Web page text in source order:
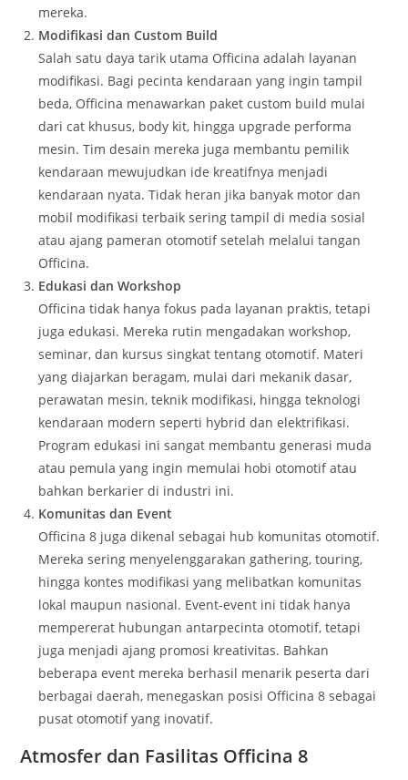
mereka.
Modifikasi dan Custom Build
Salah satu daya tarik utama Officina adalah layanan
modifikasi. Bagi pecinta kendaraan yang ingin tampil
beda, Officina menawarkan paket custom build mulai
dari cat khusus, body kit, hingga upgrade performa
mesin. Tim desain mereka juga membantu pemilik
kendaraan mewujudkan ide kreatifnya menjadi
kendaraan nyata. Tidak heran jika banyak motor dan
mobil modifikasi terbaik sering tampil di media sosial
atau ajang pameran otomotif setelah melalui tangan
Officina.
Edukasi dan Workshop
Officina tidak hanya fokus pada layanan praktis, tetapi
juga edukasi. Mereka rutin mengadakan workshop,
seminar, dan kursus singkat tentang otomotif. Materi
yang diajarkan beragam, mulai dari mekanik dasar,
perawatan mesin, teknik modifikasi, hingga teknologi
kendaraan modern seperti hybrid dan elektrifikasi.
Program edukasi ini sangat membantu generasi muda
atau pemula yang ingin memulai hobi otomotif atau
bahkan berkarier di industri ini.
Komunitas dan Event
Officina 8 juga dikenal sebagai hub komunitas otomotif.
Mereka sering menyelenggarakan gathering, touring,
hingga kontes modifikasi yang melibatkan komunitas
lokal maupun nasional. Event-event ini tidak hanya
mempererat hubungan antarpecinta otomotif, tetapi
juga menjadi ajang promosi kreativitas. Bahkan
beberapa event mereka berhasil menarik peserta dari
berbagai daerah, menegaskan posisi Officina 8 sebagai
pusat otomotif yang inovatif.
Atmosfer dan Fasilitas Officina 8